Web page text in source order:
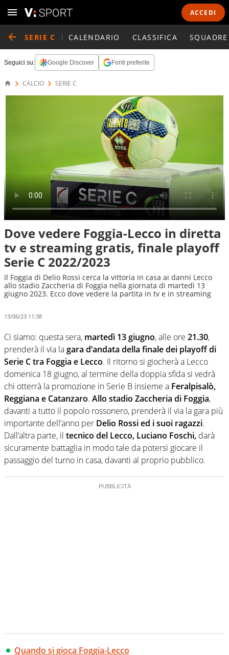
ACCEDI
SERIE C CALENDARIO CLASSIFICA SQUADRE
Seguici su: Google Discover Fonti preferite
CALCIO SERIE C
Dove vedere Foggia-Lecco in diretta
tv e streaming gratis, finale playoff
Serie C 2022/2023
Il Foggia di Delio Rossi cerca la vittoria in casa ai danni Lecco
allo stadio Zaccheria di Foggia nella giornata di martedì 13
giugno 2023. Ecco dove vedere la partita in tv e in streaming
13/06/23 11:38
Ci siamo: questa sera, martedì 13 giugno, alle ore 21.30,
prenderà il via lagara d’andata della finale dei playoff di
Serie C tra Foggia e Lecco. Il ritorno si giocherà a Lecco
domenica 18 giugno, al termine della doppia sfida si vedrà
chi otterrà la promozione in Serie B insieme a Feralpisalò,
Reggiana e Catanzaro. Allo stadio Zaccheria di Foggia,
davanti a tutto il popolo rossonero, prenderà il via la gara più
importante dell’anno per Delio Rossi ed i suoi ragazzi.
Dall’altra parte, il tecnico del Lecco, Luciano Foschi, darà
sicuramente battaglia in modo tale da potersi giocare il
passaggio del turno in casa, davanti al proprio pubblico.
Quando si gioca Foggia-Lecco